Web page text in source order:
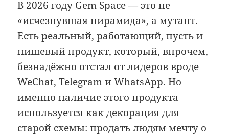
В 2026 году Gem Space — это не
«исчезнувшая пирамида», а мутант.
Есть реальный, работающий, пусть и
нишевый продукт, который, впрочем,
безнадёжно отстал от лидеров вроде
WeChat, Telegram и WhatsApp. Но
именно наличие этого продукта
используется как декорация для
старой схемы: продать людям мечту о